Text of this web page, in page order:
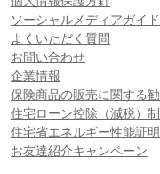
ソーシャルメディアガイ
よくいただく質問
お問い合わせ
企業情報
保険商品の販売に関する
住宅ローン控除（減税）
住宅省エネルギー性能証
お友達紹介キャンペーン